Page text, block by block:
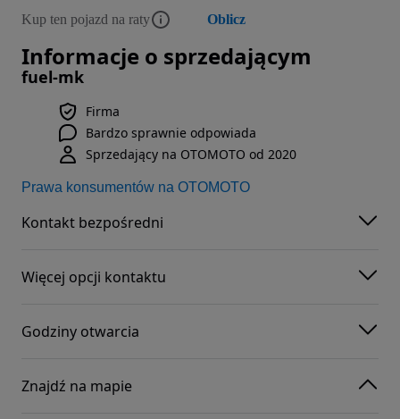
Kup ten pojazd na raty Oblicz
Informacje o sprzedającym
fuel-mk
Firma
Bardzo sprawnie odpowiada
Sprzedający na OTOMOTO od 2020
Prawa konsumentów na OTOMOTO
Kontakt bezpośredni
Więcej opcji kontaktu
Godziny otwarcia
Znajdź na mapie